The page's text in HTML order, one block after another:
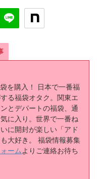
を購入！ 日本で一番福
る福袋オタク。関東エ
とデパートの福袋、通
に入り。世界で一番ね
に開封が楽しい「アド
大好き。 福袋情報募集
ーム よりご連絡お待ち